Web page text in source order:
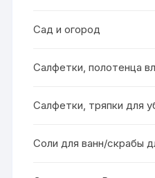
Сад и огород
Салфетки, полотенца
Салфетки, тряпки для
Соли для ванн/скрабы